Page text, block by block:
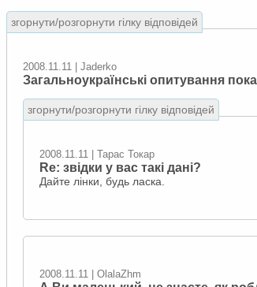
згорнути/розгорнути гілку відповідей
2008.11.11 | Jaderko
Загальноукраїнські опитування
згорнути/розгорнути гілку відповідей
2008.11.11 | Тарас Токар
Re: звідки у вас такі дані?
Дайте лінки, будь ласка.
2008.11.11 | OlalaZhm